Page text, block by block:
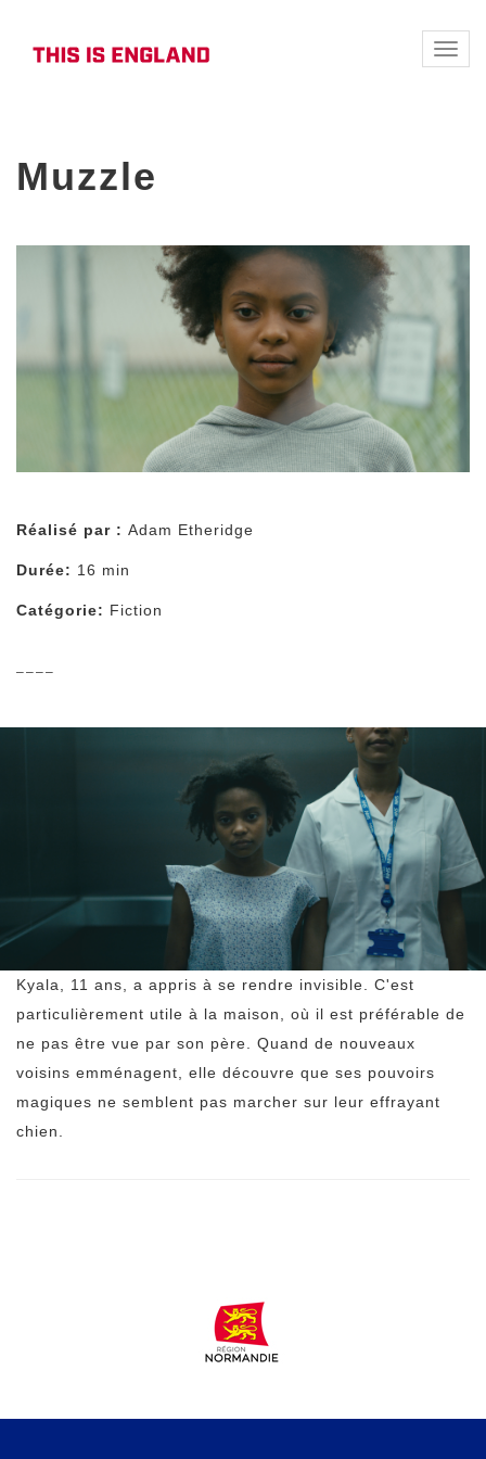
Toggle
Muzzle
Réalisé par : Adam Etheridge
Durée: 16 min
Catégorie: Fiction
––––
Kyala, 11 ans, a appris à se rendre invisible. C'est
particulièrement utile à la maison, où il est préférable de
ne pas être vue par son père. Quand de nouveaux
voisins emménagent, elle découvre que ses pouvoirs
magiques ne semblent pas marcher sur leur effrayant
chien.